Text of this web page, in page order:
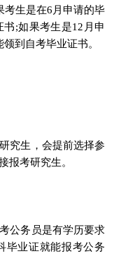
考生是在6月申请的毕
;如果考生是12月申
到自考毕业证书。
究生，会提前选择参
报考研究生。
公务员是有学历要求
毕业证就能报考公务